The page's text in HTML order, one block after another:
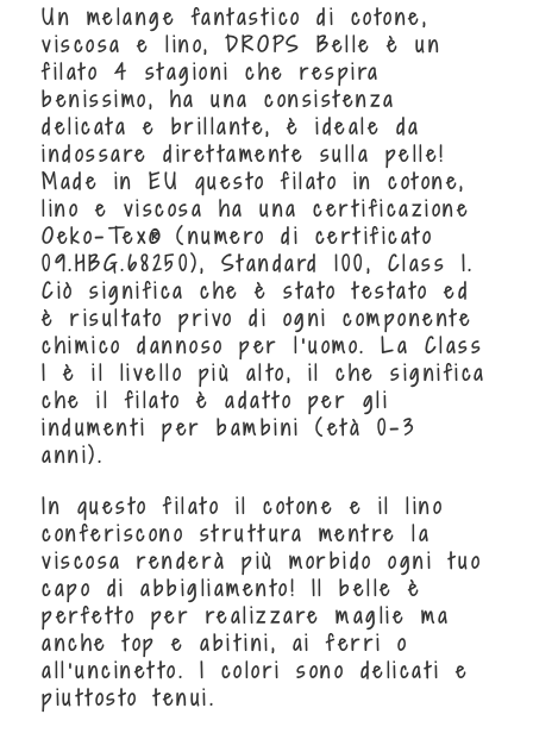
Un melange fantastico di cotone,
viscosa e lino, DROPS Belle è un
filato 4 stagioni che respira
benissimo, ha una consistenza
delicata e brillante, è ideale da
indossare direttamente sulla pelle!
Made in EU questo filato in cotone,
lino e viscosa ha una certificazione
Oeko-Tex® (numero di certificato
09.HBG.68250), Standard 100, Class I.
Ciò significa che è stato testato ed
è risultato privo di ogni componente
chimico dannoso per l'uomo. La Class
I è il livello più alto, il che significa
che il filato è adatto per gli
indumenti per bambini (età 0-3
anni).
In questo filato il cotone e il lino
conferiscono struttura mentre la
viscosa renderà più morbido ogni tuo
capo di abbigliamento! Il belle è
perfetto per realizzare maglie ma
anche top e abitini, ai ferri o
all'uncinetto. I colori sono delicati e
piuttosto tenui.